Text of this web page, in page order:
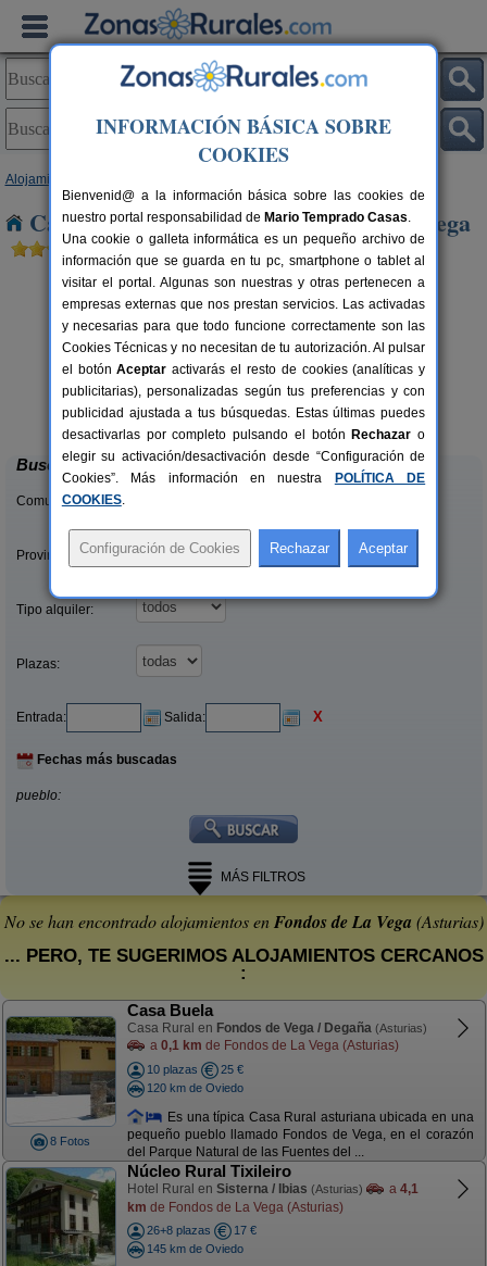
Alojamientos
Casas Rurales cerca de Fondos de La Vega
4+1 pers.
desde26 €
El Acebo
Beloncio (Asturias)
Buscar
Comunidades:
Provincias/Islas:
Tipo alquiler:
Plazas:
Entrada: Salida: X
Fechas más buscadas
pueblo:
MÁS FILTROS
No se han encontrado alojamientos enFondos de La Vega (Asturias)
... PERO, TE SUGERIMOS ALOJAMIENTOS CERCANOS
:
8 Fotos
Casa Buela
Casa Rural en Fondos de Vega / Degaña (Asturias)
a 0,1 km de Fondos de La Vega (Asturias)
10 plazas
25 €
120 km de Oviedo
Es una típica Casa Rural asturiana ubicada en una
pequeño pueblo llamado Fondos de Vega, en el corazón
del Parque Natural de las Fuentes del ...
Núcleo Rural Tixileiro
Hotel Rural en Sisterna / Ibias (Asturias) a 4,1
km de Fondos de La Vega (Asturias)
26+8 plazas
17 €
145 km de Oviedo
INFORMACIÓN BÁSICA SOBRE
COOKIES
Bienvenid@ a la información básica sobre las cookies de
nuestro portal responsabilidad de Mario Temprado Casas.
Una cookie o galleta informática es un pequeño archivo de
información que se guarda en tu pc, smartphone o tablet al
visitar el portal. Algunas son nuestras y otras pertenecen a
empresas externas que nos prestan servicios. Las activadas
y necesarias para que todo funcione correctamente son las
Cookies Técnicas y no necesitan de tu autorización. Al pulsar
el botónAceptar activarás el resto de cookies (analíticas y
publicitarias), personalizadas según tus preferencias y con
publicidad ajustada a tus búsquedas. Estas últimas puedes
desactivarlas por completo pulsando el botón Rechazar o
elegir su activación/desactivación desde “Configuración de
Cookies”. Más información en nuestra
POLÍTICA DE
COOKIES.